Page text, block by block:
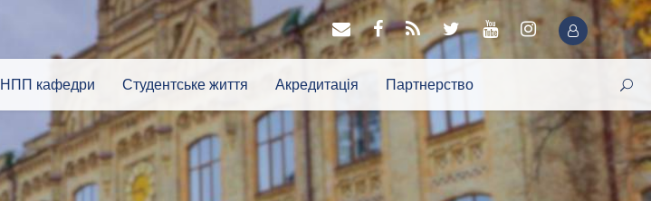
НПП кафедри Студентське життя Акредитація Партнерство